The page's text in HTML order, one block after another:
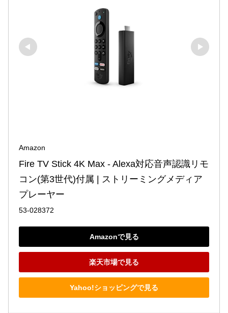
Amazon
Fire TV Stick 4K Max - Alexa対応音声認識リモ
コン(第3世代)付属 | ストリーミングメディア
プレーヤー
53-028372
Amazonで見る
楽天市場で見る
Yahoo!ショッピングで見る